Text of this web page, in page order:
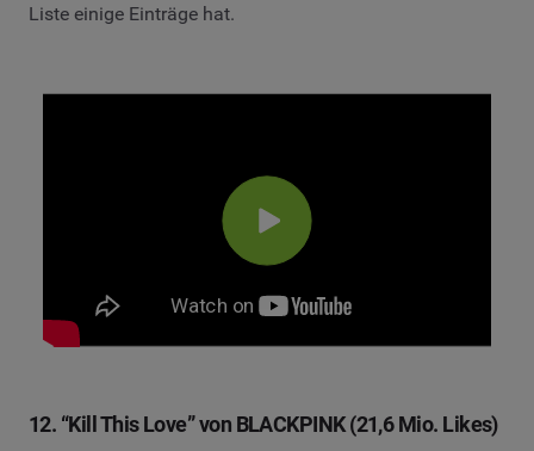
Liste einige Einträge hat.
12. “Kill This Love” von BLACKPINK (21,6 Mio. Likes)